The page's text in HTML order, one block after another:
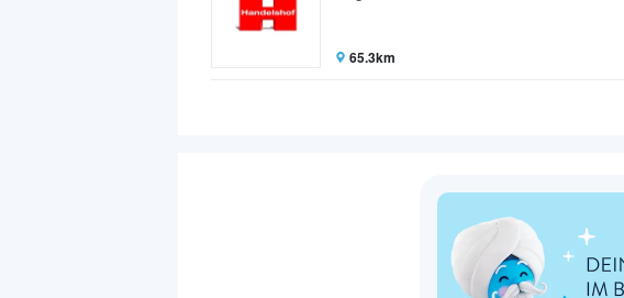
65.3km